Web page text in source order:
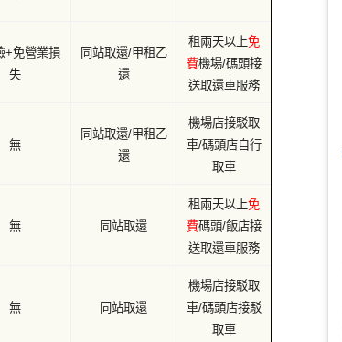
+免營業損
失
同站取還/甲租乙
還
租兩天以上免
費機場/碼頭接
送取還車服務
無
同站取還/甲租乙
還
機場店接駁取
車/碼頭店自行
取車
無 同站取還
租兩天以上免
費碼頭/飯店接
送取還車服務
無 同站取還
機場店接駁取
車/碼頭店接駁
取車